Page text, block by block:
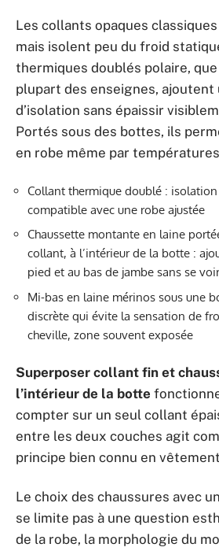
Les collants opaques
mais isolent peu du froid
thermiques doublés polaire, que
plupart des enseignes, ajoutent
d’isolation sans épaissir
Portés sous des bottes, ils
en robe même par
Collant thermique doublé :
compatible avec une robe ajustée
Chaussette montante en laine
collant, à l’intérieur de la botte :
pied et au bas de jambe sans se voir
Mi-bas en laine mérinos sous une
discrète qui évite la sensation de
cheville, zone souvent exposée
Superposer collant fin et
l’intérieur de la botte
compter sur un seul collant
entre les deux couches agit
principe bien connu en
Le choix des chaussures avec
se limite pas à une question
de la robe, la morphologie du